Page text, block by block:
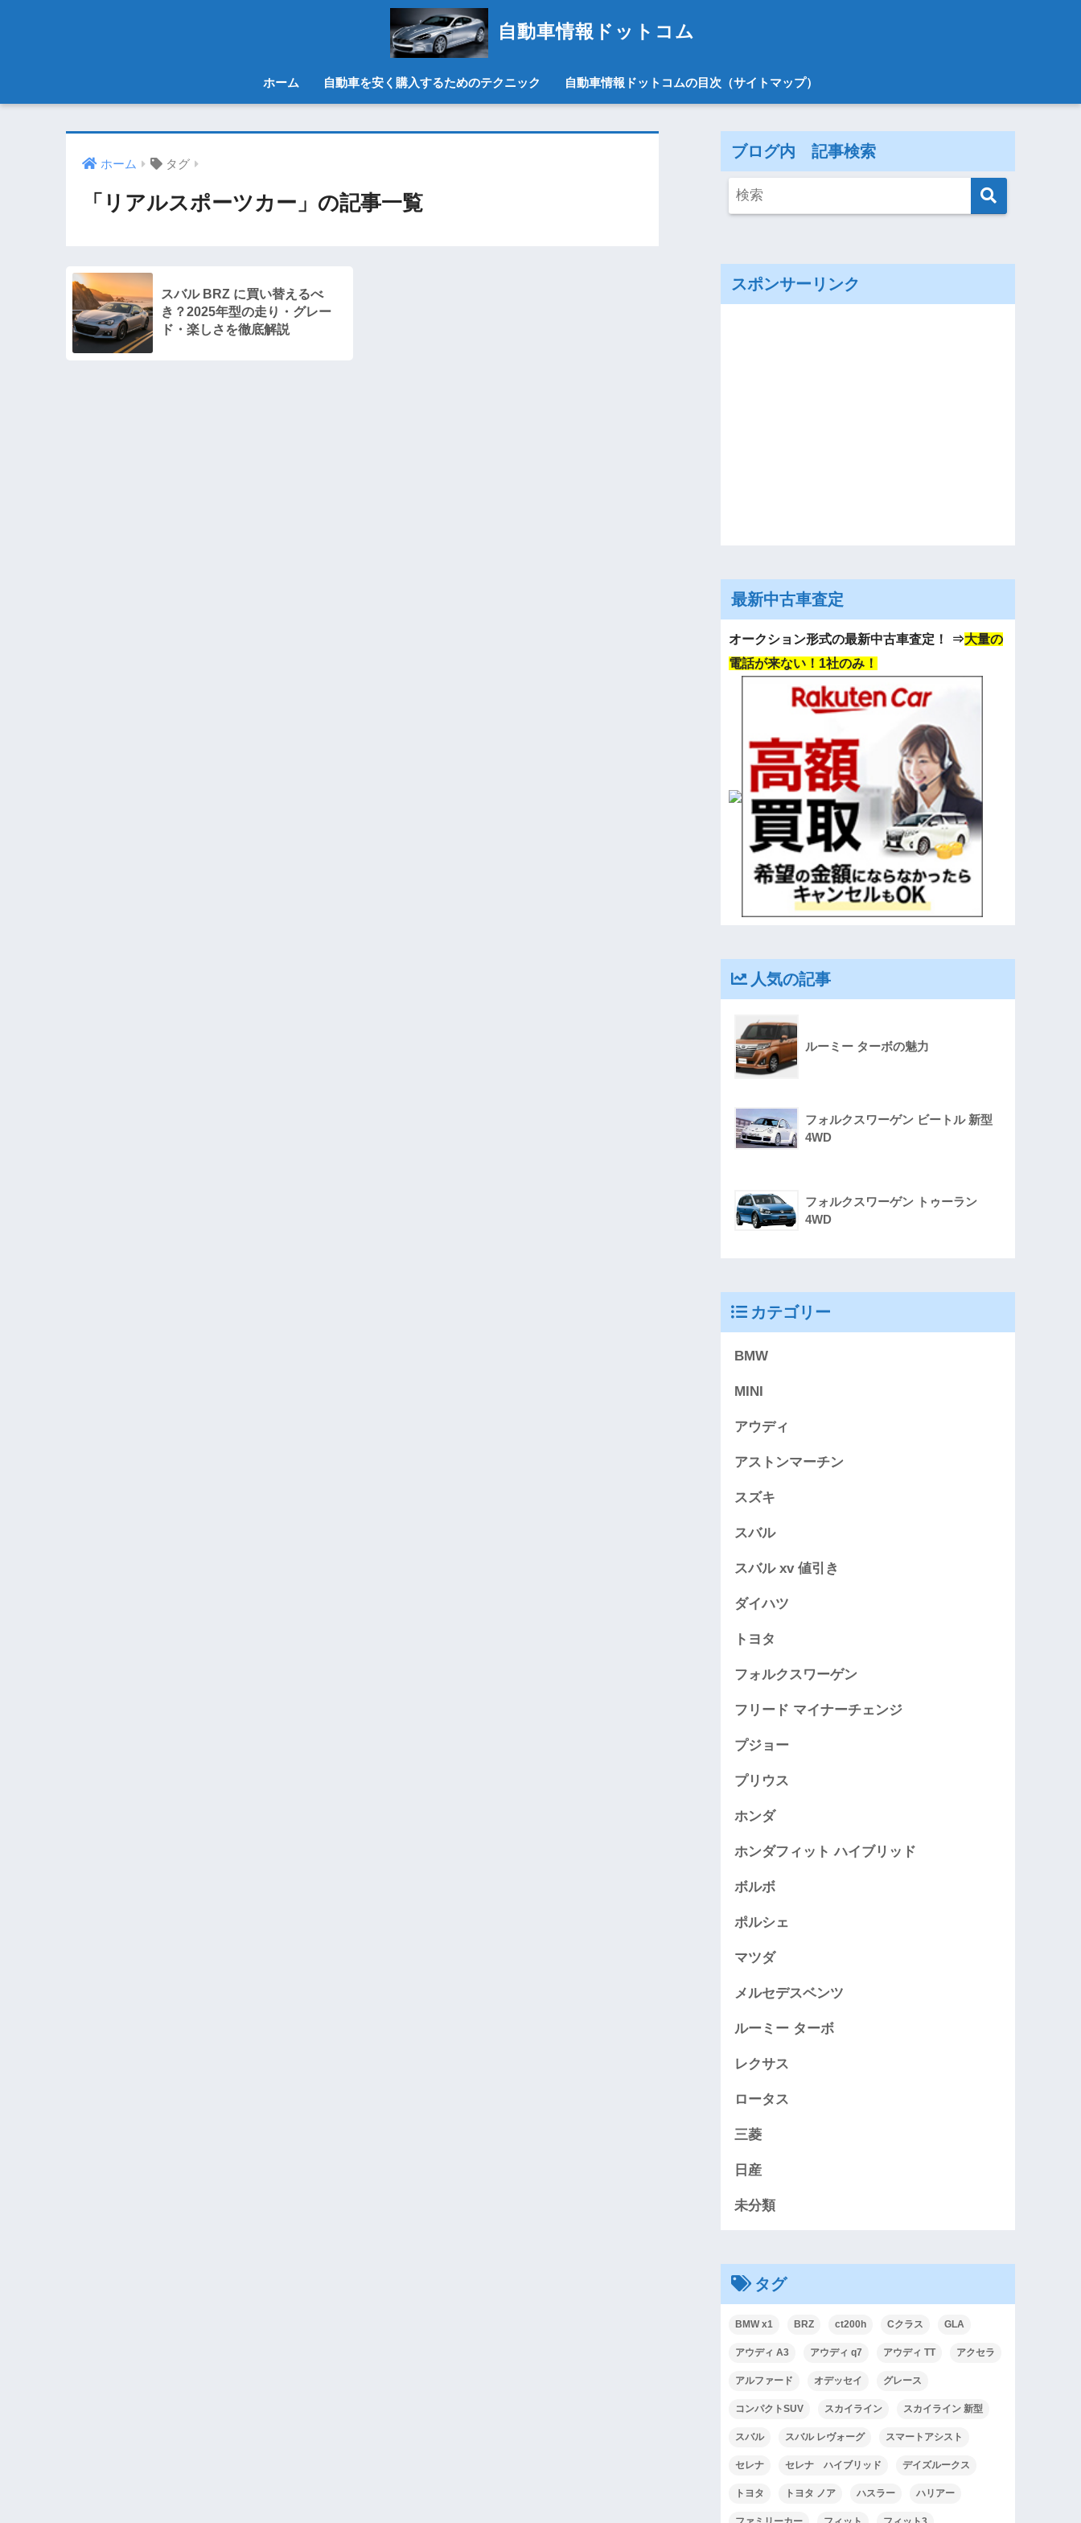
自動車情報ドットコム
ホーム 自動車を安く購入するためのテクニック 自動車情報ドットコムの目次（サイトマップ）
ホーム タグ
「リアルスポーツカー」の記事一覧
スバル BRZ に買い替えるべ
き？2025年型の走り・グレー
ド・楽しさを徹底解説
ブログ内 記事検索
スポンサーリンク
最新中古車査定
オークション形式の最新中古車査定！ ⇒大量の
電話が来ない！1社のみ！
人気の記事
ルーミー ターボの魅力
フォルクスワーゲン ビートル 新型
4WD
フォルクスワーゲン トゥーラン
4WD
カテゴリー
BMW
MINI
アウディ
アストンマーチン
スズキ
スバル
スバル xv 値引き
ダイハツ
トヨタ
フォルクスワーゲン
フリード マイナーチェンジ
プジョー
プリウス
ホンダ
ホンダフィット ハイブリッド
ボルボ
ポルシェ
マツダ
メルセデスベンツ
ルーミー ターボ
レクサス
ロータス
三菱
日産
未分類
タグ
BMW x1 BRZ ct200h Cクラス GLA
アウディ A3 アウディ q7 アウディ TT アクセラ
アルファード オデッセイ グレース
コンパクトSUV スカイライン スカイライン 新型
スバル スバル レヴォーグ スマートアシスト
セレナ セレナ ハイブリッド デイズルークス
トヨタ トヨタ ノア ハスラー ハリアー